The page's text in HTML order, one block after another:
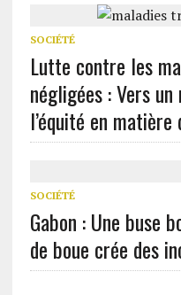
SOCIÉTÉ
Lutte contre les
négligées : Vers
l’équité en matière
SOCIÉTÉ
Gabon : Une buse
de boue crée des